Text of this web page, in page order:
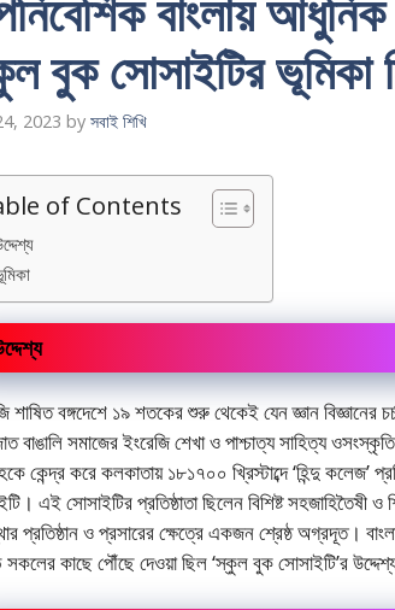
বুক সোসাইটির ভূমিকা
2023 by সবাই শিখি
of Contents
শাষিত বঙ্গদেশে ১৯ শতকের শুরু থেকেই যেন জ্ঞান
বাঙালি সমাজের ইংরেজি শেখা ও পাশ্চাত্য সাহিত্য
কেন্দ্র করে কলকাতায় ১৮১৭০০ খ্রিস্টাব্দে ‘হিন্দু
এই সোসাইটির প্রতিষ্ঠাতা ছিলেন বিশিষ্ট সহজাহিতৈষী
প্রতিষ্ঠান ও প্রসারের ক্ষেত্রে একজন শ্রেষ্ঠ অগ্রদূত।
কাছে পৌঁছে দেওয়া ছিল ‘স্কুল বুক সোসাইটি’র